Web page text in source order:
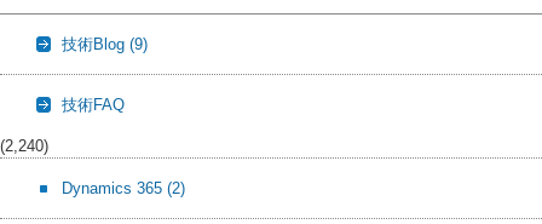
技術Blog (9)
技術FAQ
(2,240)
Dynamics 365 (2)